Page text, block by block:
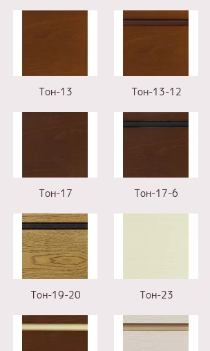
Тон-13 Тон-13-12
Тон-17 Тон-17-6
Тон-19-20 Тон-23